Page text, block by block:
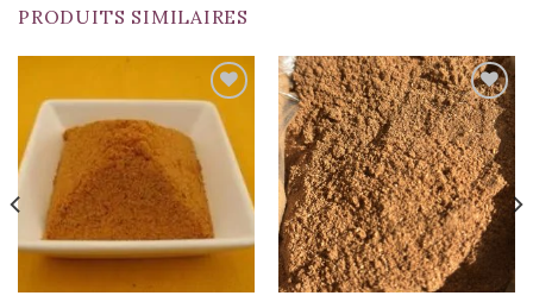
PRODUITS SIMILAIRES